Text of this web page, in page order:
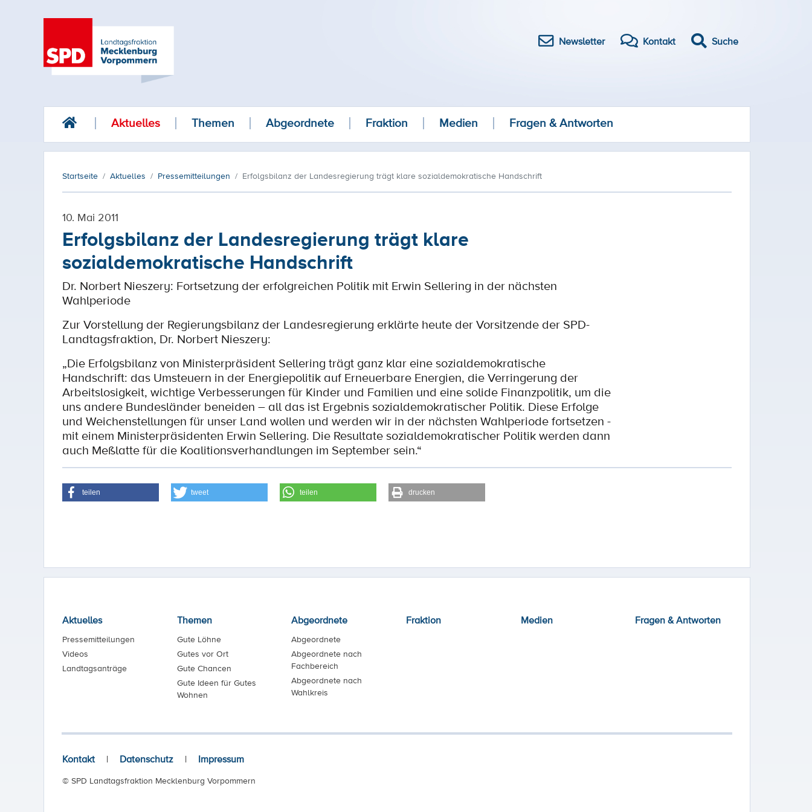
Newsletter Kontakt Suche
Aktuelles Themen Abgeordnete Fraktion Medien Fragen & Antworten
Startseite Aktuelles Pressemitteilungen Erfolgsbilanz der Landesregierung trägt klare sozialdemokratische Handschrift
10. Mai 2011
Erfolgsbilanz der Landesregierung trägt klare
sozialdemokratische Handschrift
Dr. Norbert Nieszery: Fortsetzung der erfolgreichen Politik mit Erwin Sellering in der nächsten
Wahlperiode
Zur Vorstellung der Regierungsbilanz der Landesregierung erklärte heute der Vorsitzende der SPD-
Landtagsfraktion, Dr. Norbert Nieszery:
„Die Erfolgsbilanz von Ministerpräsident Sellering trägt ganz klar eine sozialdemokratische
Handschrift: das Umsteuern in der Energiepolitik auf Erneuerbare Energien, die Verringerung der
Arbeitslosigkeit, wichtige Verbesserungen für Kinder und Familien und eine solide Finanzpolitik, um die
uns andere Bundesländer beneiden – all das ist Ergebnis sozialdemokratischer Politik. Diese Erfolge
und Weichenstellungen für unser Land wollen und werden wir in der nächsten Wahlperiode fortsetzen -
mit einem Ministerpräsidenten Erwin Sellering. Die Resultate sozialdemokratischer Politik werden dann
auch Meßlatte für die Koalitionsverhandlungen im September sein.“
teilen tweet teilen drucken
Aktuelles
Pressemitteilungen
Videos
Landtagsanträge
Themen
Gute Löhne
Gutes vor Ort
Gute Chancen
Gute Ideen für Gutes
Wohnen
Abgeordnete
Abgeordnete
Abgeordnete nach
Fachbereich
Abgeordnete nach
Wahlkreis
Fraktion Medien Fragen & Antworten
Kontakt | Datenschutz | Impressum
© SPD Landtagsfraktion Mecklenburg Vorpommern